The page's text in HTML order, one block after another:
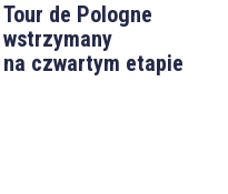
Tour de Pologne
wstrzymany
na czwartym etapie